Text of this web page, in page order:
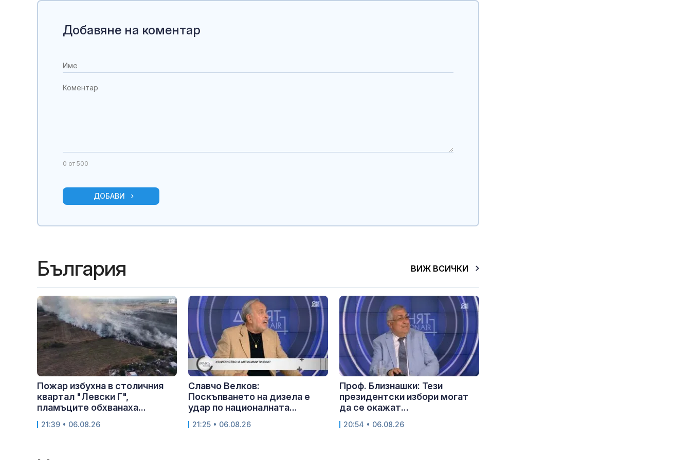
Добавяне на коментар
0 от 500
ДОБАВИ
България ВИЖ ВСИЧКИ
Пожар избухна в столичния
квартал "Левски Г",
пламъците обхванаха...
21:39 • 06.08.26
Славчо Велков:
Поскъпването на дизела е
удар по националната...
21:25 • 06.08.26
Проф. Близнашки: Тези
президентски избори могат
да се окажат...
20:54 • 06.08.26